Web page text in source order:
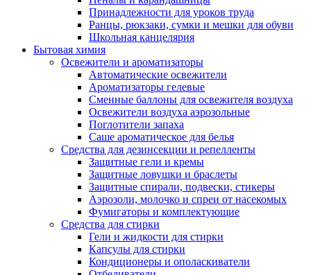
Принадлежности для уроков труда
Ранцы, рюкзаки, сумки и мешки для обуви
Школьная канцелярия
Бытовая химия
Освежители и ароматизаторы
Автоматические освежители
Ароматизаторы гелевые
Сменные баллоны для освежителя воздуха
Освежители воздуха аэрозольные
Поглотители запаха
Саше ароматическое для белья
Средства для дезинсекции и репелленты
Защитные гели и кремы
Защитные ловушки и браслеты
Защитные спирали, подвески, стикеры
Аэрозоли, молочко и спреи от насекомых
Фумигаторы и комплектующие
Средства для стирки
Гели и жидкости для стирки
Капсулы для стирки
Кондиционеры и ополаскиватели